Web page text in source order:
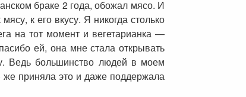
браке 2 года, обожал мясо. И
к его вкусу. Я никогда столько
на тот момент и вегетарианка —
ей, она мне стала открывать
Ведь большинство людей в моем
же приняла это и даже поддержала